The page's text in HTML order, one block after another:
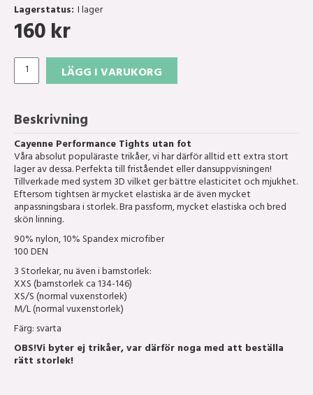
Lagerstatus: I lager
160kr
LÄGG I VARUKORG
Beskrivning
Cayenne Performance Tights utan fot
Våra absolut populäraste trikåer, vi har därför alltid ett extra stort
lager av dessa. Perfekta till friståendet eller dansuppvisningen!
Tillverkade med system 3D vilket ger bättre elasticitet och mjukhet.
Eftersom tightsen är mycket elastiska är de även mycket
anpassningsbara i storlek. Bra passform, mycket elastiska och bred
skön linning.
90% nylon, 10% Spandex microfiber
100 DEN
3 Storlekar, nu även i barnstorlek:
XXS (barnstorlek ca 134-146)
XS/S (normal vuxenstorlek)
M/L (normal vuxenstorlek)
Färg: svarta
OBS!Vi byter ej trikåer, var därför noga med att beställa
rätt storlek!